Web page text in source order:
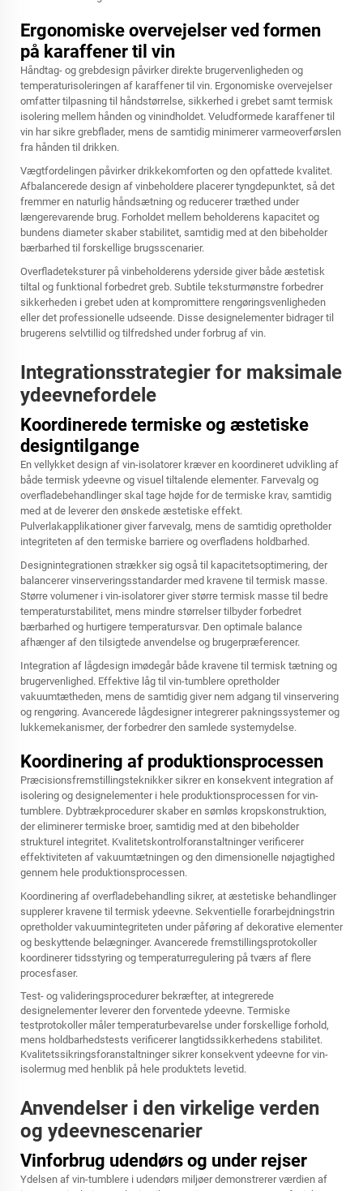
Ergonomiske overvejelser ved formen
på karaffener til vin
Håndtag- og grebdesign påvirker direkte brugervenligheden og
temperaturisoleringen af karaffener til vin. Ergonomiske overvejelser
omfatter tilpasning til håndstørrelse, sikkerhed i grebet samt termisk
isolering mellem hånden og vinindholdet. Veludformede karaffener til
vin har sikre grebflader, mens de samtidig minimerer varmeoverførslen
fra hånden til drikken.
Vægtfordelingen påvirker drikkekomforten og den opfattede kvalitet.
Afbalancerede design af vinbeholdere placerer tyngdepunktet, så det
fremmer en naturlig håndsætning og reducerer træthed under
længerevarende brug. Forholdet mellem beholderens kapacitet og
bundens diameter skaber stabilitet, samtidig med at den bibeholder
bærbarhed til forskellige brugsscenarier.
Overfladeteksturer på vinbeholderens yderside giver både æstetisk
tiltal og funktional forbedret greb. Subtile teksturmønstre forbedrer
sikkerheden i grebet uden at kompromittere rengøringsvenligheden
eller det professionelle udseende. Disse designelementer bidrager til
brugerens selvtillid og tilfredshed under forbrug af vin.
Integrationsstrategier for maksimale
ydeevnefordele
Koordinerede termiske og æstetiske
designtilgange
En vellykket design af vin-isolatorer kræver en koordineret udvikling af
både termisk ydeevne og visuel tiltalende elementer. Farvevalg og
overfladebehandlinger skal tage højde for de termiske krav, samtidig
med at de leverer den ønskede æstetiske effekt.
Pulverlakapplikationer giver farvevalg, mens de samtidig opretholder
integriteten af den termiske barriere og overfladens holdbarhed.
Designintegrationen strækker sig også til kapacitetsoptimering, der
balancerer vinserveringsstandarder med kravene til termisk masse.
Større volumener i vin-isolatorer giver større termisk masse til bedre
temperaturstabilitet, mens mindre størrelser tilbyder forbedret
bærbarhed og hurtigere temperatursvar. Den optimale balance
afhænger af den tilsigtede anvendelse og brugerpræferencer.
Integration af lågdesign imødegår både kravene til termisk tætning og
brugervenlighed. Effektive låg til vin-tumblere opretholder
vakuumtætheden, mens de samtidig giver nem adgang til vinservering
og rengøring. Avancerede lågdesigner integrerer pakningssystemer og
lukkemekanismer, der forbedrer den samlede systemydelse.
Koordinering af produktionsprocessen
Præcisionsfremstillingsteknikker sikrer en konsekvent integration af
isolering og designelementer i hele produktionsprocessen for vin-
tumblere. Dybtrækprocedurer skaber en sømløs kropskonstruktion,
der eliminerer termiske broer, samtidig med at den bibeholder
strukturel integritet. Kvalitetskontrolforanstaltninger verificerer
effektiviteten af vakuumtætningen og den dimensionelle nøjagtighed
gennem hele produktionsprocessen.
Koordinering af overfladebehandling sikrer, at æstetiske behandlinger
supplerer kravene til termisk ydeevne. Sekventielle forarbejdningstrin
opretholder vakuumintegriteten under påføring af dekorative elementer
og beskyttende belægninger. Avancerede fremstillingsprotokoller
koordinerer tidsstyring og temperaturregulering på tværs af flere
procesfaser.
Test- og valideringsprocedurer bekræfter, at integrerede
designelementer leverer den forventede ydeevne. Termiske
testprotokoller måler temperaturbevarelse under forskellige forhold,
mens holdbarhedstests verificerer langtidssikkerhedens stabilitet.
Kvalitetssikringsforanstaltninger sikrer konsekvent ydeevne for vin-
isolermug med henblik på hele produktets levetid.
Anvendelser i den virkelige verden
og ydeevnescenarier
Vinforbrug udendørs og under rejser
Ydelsen af vin-tumblere i udendørs miljøer demonstrerer værdien af